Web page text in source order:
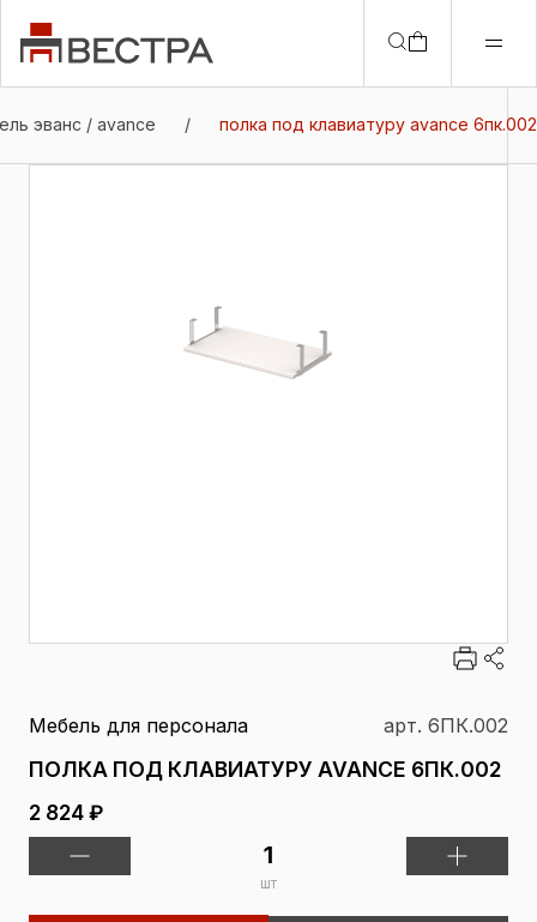
эванс / avance / полка под клавиатуру avance 6пк.002
Мебель для персонала арт. 6ПК.002
ПОЛКА ПОД КЛАВИАТУРУ AVANCE 6ПК.002
2 824 ₽
шт